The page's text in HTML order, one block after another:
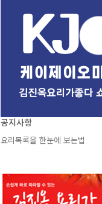
공지사항
요리목록을 한눈에 보는법